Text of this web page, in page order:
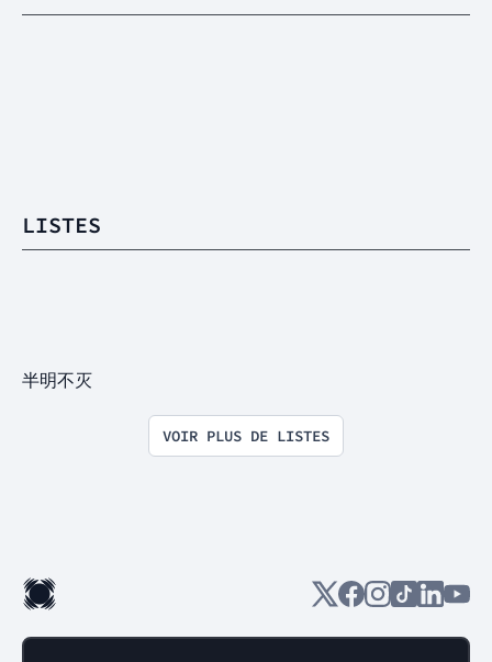
LISTES
半明不灭
VOIR PLUS DE LISTES